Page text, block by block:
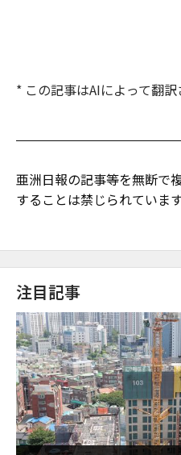
* この記事はAIによって翻訳
亜洲日報の記事等を無断で
することは禁じられています
注目記事